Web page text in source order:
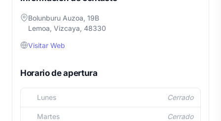
Bolunburu Auzoa, 19B
Lemoa, Vizcaya, 48330
Visitar Web
Horario de apertura
Lunes Cerrado
Martes Cerrado